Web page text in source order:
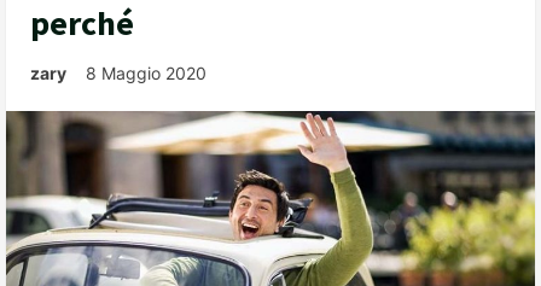
perché
zary 8 Maggio 2020